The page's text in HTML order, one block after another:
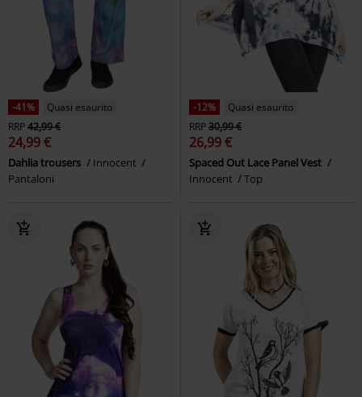
-41%
Quasi esaurito
RRP42,99 €
24,99 €
Dahlia trousers
Innocent
Pantaloni
-12%
Quasi esaurito
RRP30,99 €
26,99 €
Spaced Out Lace Panel Vest
Innocent
Top